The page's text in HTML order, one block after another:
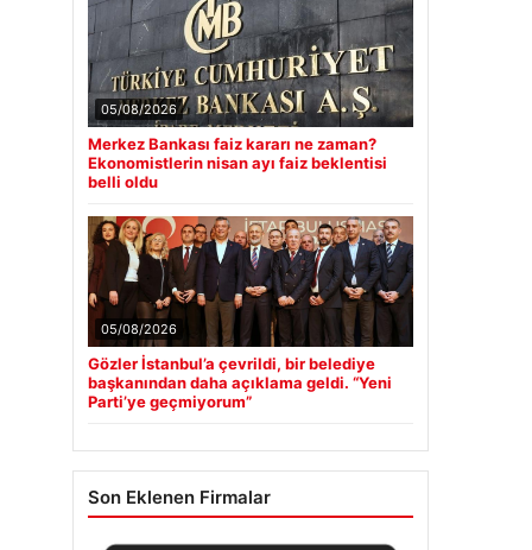
05/08/2026
Merkez Bankası faiz kararı ne zaman?
Ekonomistlerin nisan ayı faiz beklentisi
belli oldu
05/08/2026
Gözler İstanbul’a çevrildi, bir belediye
başkanından daha açıklama geldi. “Yeni
Parti’ye geçmiyorum”
Son Eklenen Firmalar